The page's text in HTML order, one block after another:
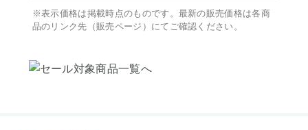
※表示価格は掲載時点のものです。最新の販売価格は各商
品のリンク先（販売ページ）にてご確認ください。